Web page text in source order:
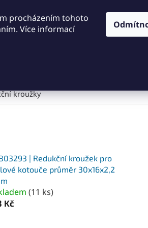
procházením tohoto
Více informací
kroužky
| Redukční kroužek pro
kotouče průměr 30x16x2,2
(11 ks)
Kč